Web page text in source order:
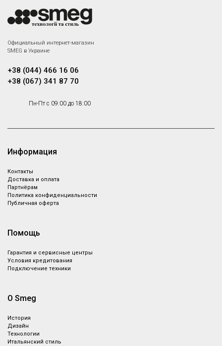
Официальный интернет-магазин
SMEG в Украине
+38 (044) 466 16 06
+38 (067) 341 87 70
Пн-Пт с 09:00 до 18:00
Информация
Контакты
Доставка и оплата
Партнёрам
Политика конфиденциальности
Публичная оферта
Помощь
Гарантия и сервисные центры
Условия кредитования
Подключение техники
О Smeg
История
Дизайн
Технологии
Итальянский стиль